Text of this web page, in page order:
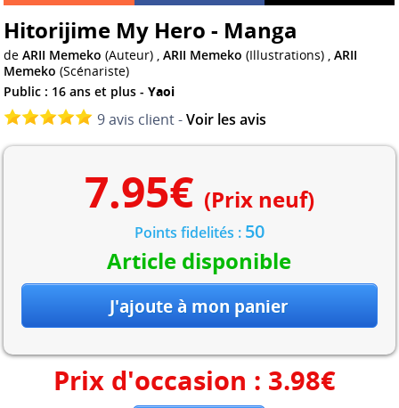
Hitorijime My Hero - Manga
deARII Memeko (Auteur) ,ARII Memeko (Illustrations) ,ARII
Memeko (Scénariste)
Public : 16 ans et plus -Yaoi
9 avis client -Voir les avis
7.95€ (Prix neuf)
Points fidelités : 50
Article disponible
Prix d'occasion : 3.98€